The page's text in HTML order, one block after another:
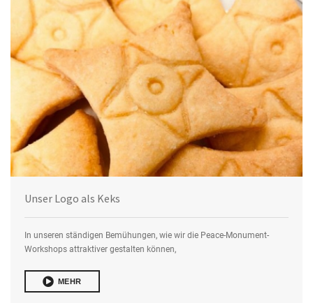
Unser Logo als Keks
In unseren ständigen Bemühungen, wie wir die Peace-Monument-
Workshops attraktiver gestalten können,
MEHR